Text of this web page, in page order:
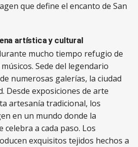
que define el encanto de San
artística y cultural
mucho tiempo refugio de
Sede del legendario
numerosas galerías, la ciudad
Desde exposiciones de arte
artesanía tradicional, los
en un mundo donde la
a cada paso. Los
exquisitos tejidos hechos a